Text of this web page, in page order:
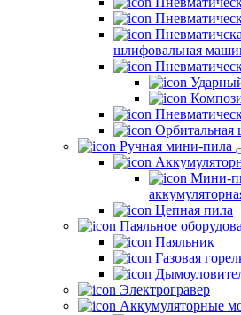
шлифовальная
Орбитальная
Ручная мини-пила
Мини-
Цепная пила
Паяльное
Паяльник
Газовая
Электрогравер
Аккумуляторные